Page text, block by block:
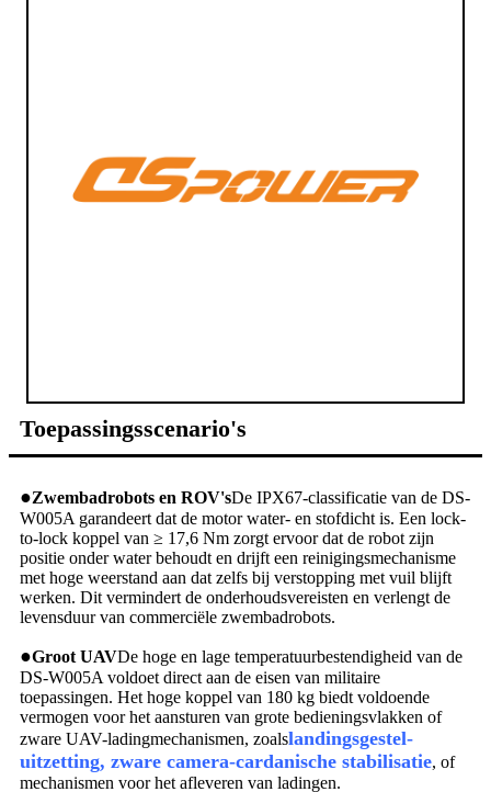
Toepassingsscenario's
●Zwembadrobots en ROV'sDe IPX67-classificatie van de DS-
W005A garandeert dat de motor water- en stofdicht is. Een lock-
to-lock koppel van ≥ 17,6 Nm zorgt ervoor dat de robot zijn
positie onder water behoudt en drijft een reinigingsmechanisme
met hoge weerstand aan dat zelfs bij verstopping met vuil blijft
werken. Dit vermindert de onderhoudsvereisten en verlengt de
levensduur van commerciële zwembadrobots.
●Groot UAVDe hoge en lage temperatuurbestendigheid van de
DS-W005A voldoet direct aan de eisen van militaire
toepassingen. Het hoge koppel van 180 kg biedt voldoende
vermogen voor het aansturen van grote bedieningsvlakken of
zware UAV-ladingmechanismen, zoalslandingsgestel-
uitzetting, zware camera-cardanische stabilisatie, of
mechanismen voor het afleveren van ladingen.